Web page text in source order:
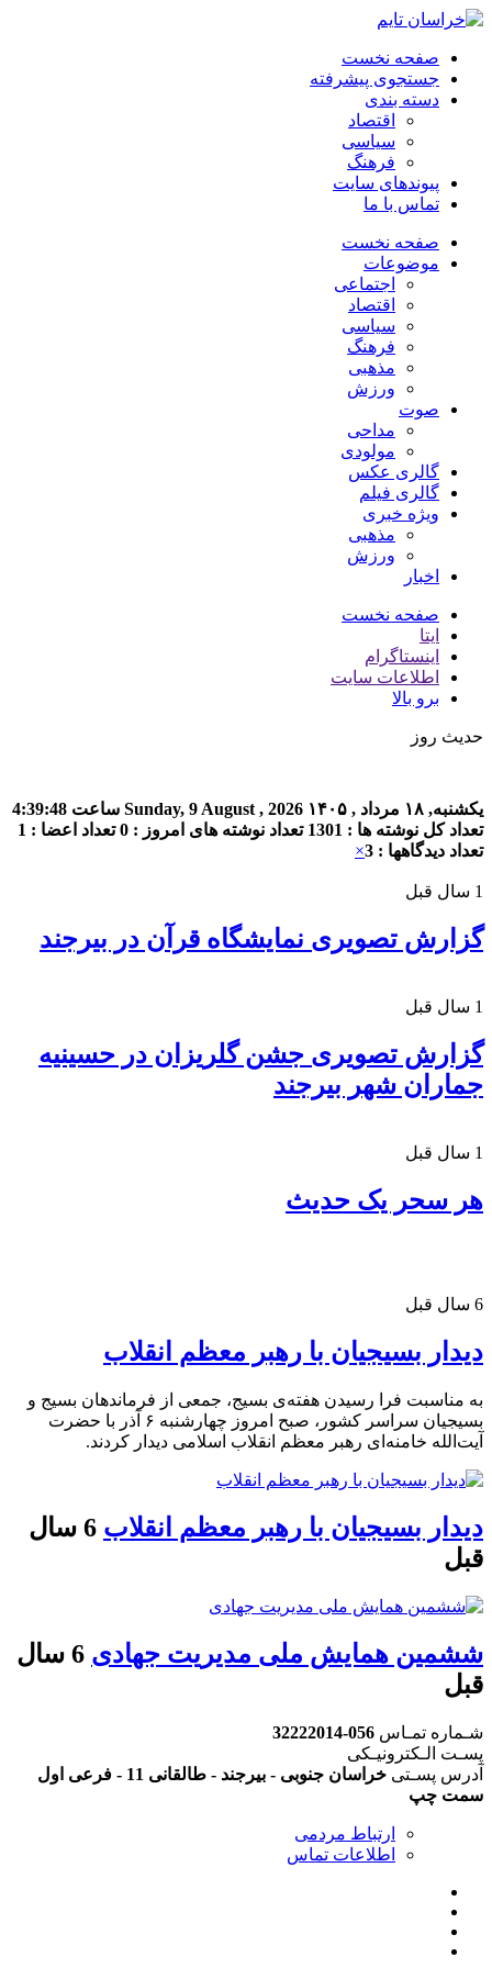
صفحه نخست
جستجوی پیشرفته
دسته بندی
اقتصاد
سیاسی
فرهنگ
پیوندهای سایت
تماس با ما
صفحه نخست
موضوعات
اجتماعی
اقتصاد
سیاسی
فرهنگ
مذهبی
ورزش
صوت
مداحی
مولودی
گالری عکس
گالری فیلم
ویژه خبری
مذهبی
ورزش
اخبار
صفحه نخست
ایتا
اینستاگرام
اطلاعات سایت
برو بالا
حدیث روز
یکشنبه, ۱۸ مرداد , ۱۴۰۵ Sunday, 9 August , 2026 ساعت 4:39:48
تعداد کل نوشته ها : 1301
تعداد نوشته های امروز : 0
تعداد اعضا : 1
تعداد دیدگاهها : 3
×
1 سال قبل
گزارش تصویری نمایشگاه قرآن در بیرجند
1 سال قبل
گزارش تصویری جشن گلریزان در حسینیه
جماران شهر بیرجند
1 سال قبل
هر سحر یک حدیث
6 سال قبل
دیدار بسیجیان با رهبر معظم انقلاب
به مناسبت فرا رسیدن هفته‌ی بسیج، جمعی از فرماندهان بسیج و
بسیجیان سراسر کشور، صبح امروز چهارشنبه ۶ آذر با حضرت
آیت‌الله خامنه‌ای رهبر معظم انقلاب اسلامی دیدار کردند.
دیدار بسیجیان با رهبر معظم انقلاب
6 سال
قبل
ششمین همایش ملی مدیریت جهادی
6 سال
قبل
شـماره تمـاس 056-32222014
پسـت الـکترونیـکی
آدرس پسـتی
خراسان جنوبی - بیرجند - طالقانی 11 - فرعی اول
سمت چپ
ارتباط مردمی
اطلاعات تماس